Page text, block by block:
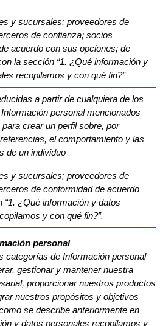
y sucursales; proveedores de
de confianza; socios
acuerdo con sus opciones; de
la sección “1. ¿Qué información y
recopilamos y con qué fin?”
a partir de cualquiera de los
personal mencionados
crear un perfil sobre, por
el comportamiento y las
de un individuo
y sucursales; proveedores de
de conformidad de acuerdo
“1. ¿Qué información y datos
y con qué fin?”.
personal
categorías de Información personal
gestionar y mantener nuestra
proporcionar nuestros productos
nuestros propósitos y objetivos
se describe anteriormente en
y datos personales recopilamos y